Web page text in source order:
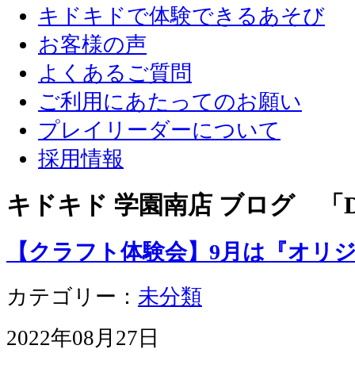
キドキドで体験できるあそび
お客様の声
よくあるご質問
ご利用にあたってのお願い
プレイリーダーについて
採用情報
キドキド 学園南店 ブログ 「
【クラフト体験会】9月は『オリ
カテゴリー： 未分類
2022年08月27日